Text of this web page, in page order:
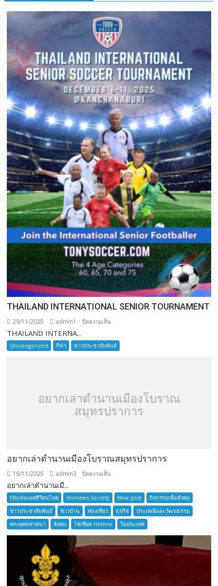
THAILAND INTERNATIONAL SENIOR TOURNAMENT
29/11/2025 admin1 ปิดความเห็น
INTERNATIONAL
SENIOR
THAILAND INTERNA...
Uncategorized กีฬา ข่าวประชาสัมพันธ์
อยากเล่าตำนานเมืองโบราณ
สมุทรปราการ
อยากเล่าตำนานเมืองโบราณสมุทรปราการ
16/11/2025 admin3 ปิดความเห็น
เล่า
ตำนาน
เมือง
โบราณ
สมุทรปราการ
อยากเล่าตำนานเมื...
FBแฟนเพจทีวีคนไทย Hotnews Society New post
กิจกรรมเพื่อสังคม
ข่าวประชาสัมพันธ์
ชาวบ้าน ท่องเที่ยว ธุรกิจ
ประเพณีและวัฒนธรรม
พระพุทธศาสนา
สังคม โซเซียล Hotline ในประเทศ